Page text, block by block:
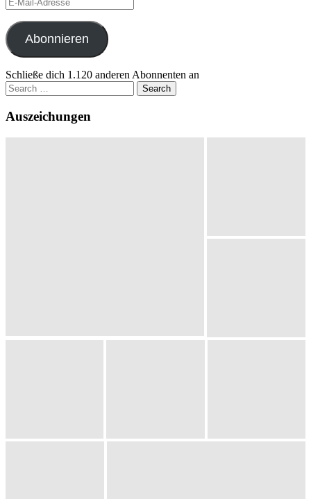
Mail-
Adresse
Abonnieren
Schließe dich 1.120 anderen Abonnenten an
Search
for:
Auszeichungen